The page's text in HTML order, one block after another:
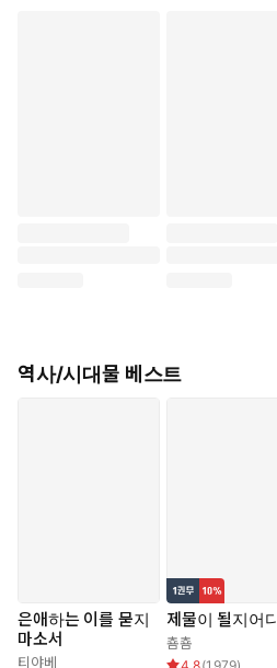
역사/시대물 베스트
은애하는 이를 묻지
마소서
티야베
제물이 될지어다
춈춈